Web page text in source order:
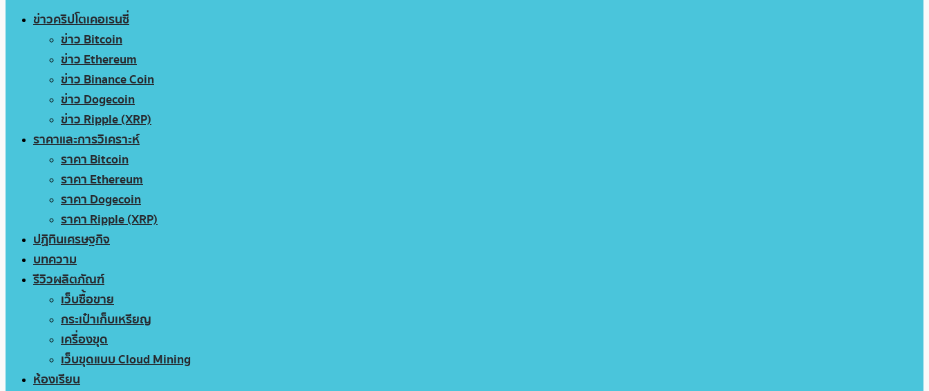
ข่าวคริปโตเคอเรนซี่
ข่าว Bitcoin
ข่าว Ethereum
ข่าว Binance Coin
ข่าว Dogecoin
ข่าว Ripple (XRP)
ราคาและการวิเคราะห์
ราคา Bitcoin
ราคา Ethereum
ราคา Dogecoin
ราคา Ripple (XRP)
ปฏิทินเศรษฐกิจ
บทความ
รีวิวผลิตภัณฑ์
เว็บซื้อขาย
กระเป๋าเก็บเหรียญ
เครื่องขุด
เว็บขุดแบบ Cloud Mining
ห้องเรียน